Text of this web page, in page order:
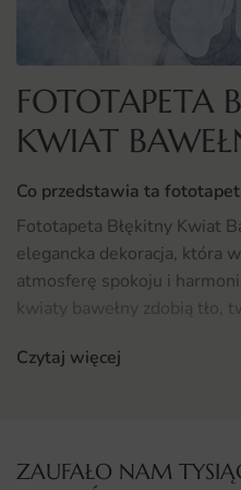
FOTOTAPETA
KWIAT
Co przedstawia ta
Fototapeta Błękitny Kwiat
elegancka dekoracja, która
atmosferę spokoju i
kwiaty bawełny zdobią tło,
sprawia, że fototapeta staje
klasycznymi aranżacjami.
Czytaj więcej
ZAUFAŁO NAM